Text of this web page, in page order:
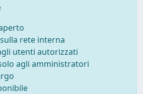
rete interna
utenti autorizzati
agli amministratori